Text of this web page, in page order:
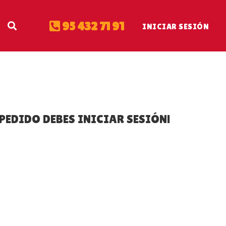
95 432 71 91 INICIAR SESIÓN
DEBES INICIAR SESIÓN!